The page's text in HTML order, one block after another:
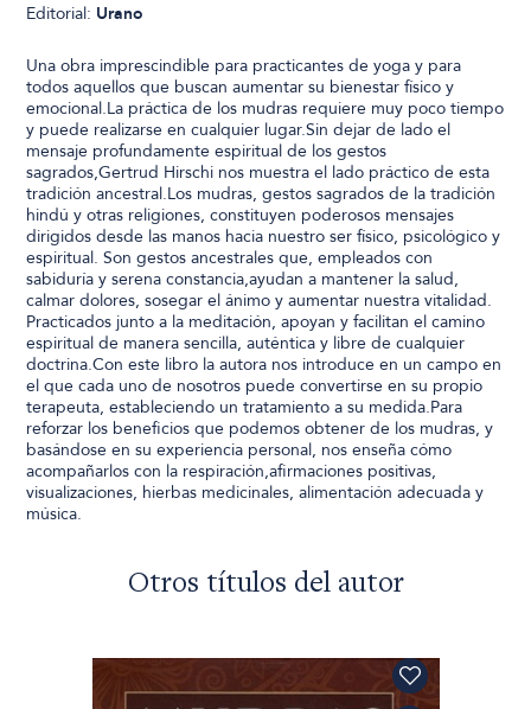
Editorial: Urano
Una obra imprescindible para practicantes de yoga y para
todos aquellos que buscan aumentar su bienestar físico y
emocional.La práctica de los mudras requiere muy poco tiempo
y puede realizarse en cualquier lugar.Sin dejar de lado el
mensaje profundamente espiritual de los gestos
sagrados,Gertrud Hirschi nos muestra el lado práctico de esta
tradición ancestral.Los mudras, gestos sagrados de la tradición
hindú y otras religiones, constituyen poderosos mensajes
dirigidos desde las manos hacia nuestro ser físico, psicológico y
espiritual. Son gestos ancestrales que, empleados con
sabiduría y serena constancia,ayudan a mantener la salud,
calmar dolores, sosegar el ánimo y aumentar nuestra vitalidad.
Practicados junto a la meditación, apoyan y facilitan el camino
espiritual de manera sencilla, auténtica y libre de cualquier
doctrina.Con este libro la autora nos introduce en un campo en
el que cada uno de nosotros puede convertirse en su propio
terapeuta, estableciendo un tratamiento a su medida.Para
reforzar los beneficios que podemos obtener de los mudras, y
basándose en su experiencia personal, nos enseña cómo
acompañarlos con la respiración,afirmaciones positivas,
visualizaciones, hierbas medicinales, alimentación adecuada y
música.
Otros títulos del autor